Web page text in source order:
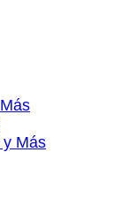
y Más